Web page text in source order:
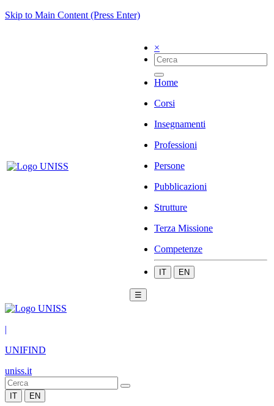
Skip to Main Content (Press Enter)
×
Home
Corsi
Insegnamenti
Professioni
Persone
Pubblicazioni
Strutture
Terza Missione
Competenze
IT EN
☰
|
UNIFIND
uniss.it
IT EN